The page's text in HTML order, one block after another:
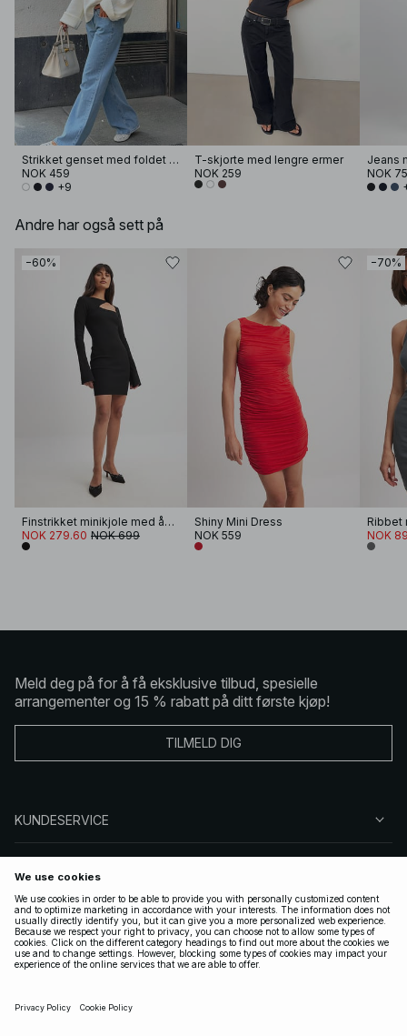
Strikket genset med foldet erme
NOK 459
+9
T-skjorte med lengre ermer
NOK 259
Jeans
NOK
Andre har også sett på
−60%
Finstrikket minikjole med åpne partier
NOK 279.60 NOK 699
Shiny Mini Dress
NOK 559
−70%
Ribbet
NOK
Meld deg på for å få eksklusive tilbud, spesielle
arrangementer og 15 % rabatt på ditt første kjøp!
TILMELD DIG
KUNDESERVICE
FØLG OSS
LOVLIG